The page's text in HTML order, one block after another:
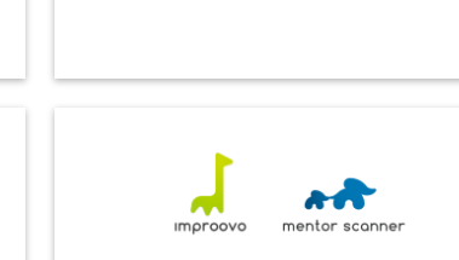
cloud tradizionale. Partner di Gaia-X, ad oggi
mondo, e con il suo object storage S3
compatible serve 100+ aziende italiane (da
imprese con un fatturato di oltre 1 miliardo di
euro a PMI) che sono entrate nella rete